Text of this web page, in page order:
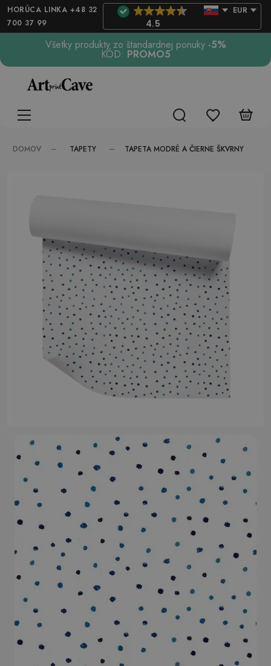
HORÚCA LINKA +48 32
700 37 99
4.5
EUR
Všetky produkty zo štandardnej ponuky -5%
KÓD: PROMO5
DOMOV TAPETY TAPETA MODRÉ A ČIERNE ŠKVRNY